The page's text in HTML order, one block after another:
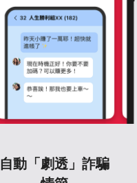
自動「劇透」詐騙